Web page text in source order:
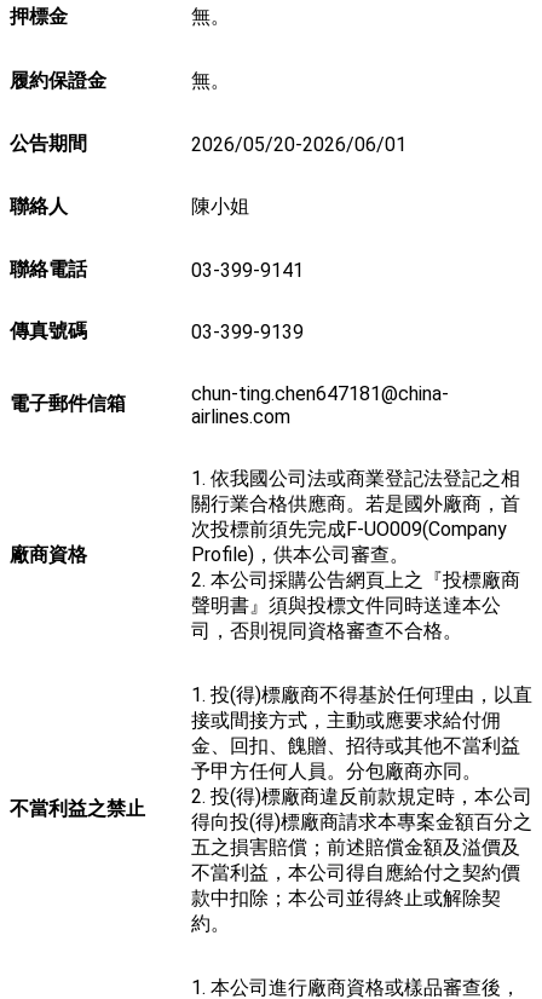
押標金 無。
履約保證金 無。
公告期間 2026/05/20-2026/06/01
聯絡人 陳小姐
聯絡電話 03-399-9141
傳真號碼 03-399-9139
電子郵件信箱
chun-ting.chen647181@china-
airlines.com
廠商資格
1. 依我國公司法或商業登記法登記之相
關行業合格供應商。若是國外廠商，首
次投標前須先完成F-UO009(Company
Profile)，供本公司審查。
2. 本公司採購公告網頁上之『投標廠商
聲明書』須與投標文件同時送達本公
司，否則視同資格審查不合格。
不當利益之禁止
1. 投(得)標廠商不得基於任何理由，以直
接或間接方式，主動或應要求給付佣
金、回扣、餽贈、招待或其他不當利益
予甲方任何人員。分包廠商亦同。
2. 投(得)標廠商違反前款規定時，本公司
得向投(得)標廠商請求本專案金額百分之
五之損害賠償；前述賠償金額及溢價及
不當利益，本公司得自應給付之契約價
款中扣除；本公司並得終止或解除契
約。
1. 本公司進行廠商資格或樣品審查後，